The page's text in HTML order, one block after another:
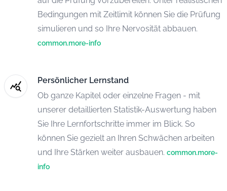
Bedingungen mit Zeitlimit können Sie die Prüfung
simulieren und so Ihre Nervosität abbauen.
common.more-info
Persönlicher Lernstand
Ob ganze Kapitel oder einzelne Fragen - mit
unserer detaillierten Statistik-Auswertung haben
Sie Ihre Lernfortschritte immer im Blick. So
können Sie gezielt an Ihren Schwächen arbeiten
und Ihre Stärken weiter ausbauen. common.more-
info